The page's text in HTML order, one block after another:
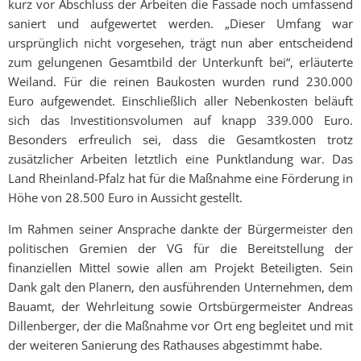
kurz vor Abschluss der Arbeiten die Fassade noch umfassend
saniert und aufgewertet werden. „Dieser Umfang war
ursprünglich nicht vorgesehen, trägt nun aber entscheidend
zum gelungenen Gesamtbild der Unterkunft bei“, erläuterte
Weiland. Für die reinen Baukosten wurden rund 230.000
Euro aufgewendet. Einschließlich aller Nebenkosten beläuft
sich das Investitionsvolumen auf knapp 339.000 Euro.
Besonders erfreulich sei, dass die Gesamtkosten trotz
zusätzlicher Arbeiten letztlich eine Punktlandung war. Das
Land Rheinland-Pfalz hat für die Maßnahme eine Förderung in
Höhe von 28.500 Euro in Aussicht gestellt.
Im Rahmen seiner Ansprache dankte der Bürgermeister den
politischen Gremien der VG für die Bereitstellung der
finanziellen Mittel sowie allen am Projekt Beteiligten. Sein
Dank galt den Planern, den ausführenden Unternehmen, dem
Bauamt, der Wehrleitung sowie Ortsbürgermeister Andreas
Dillenberger, der die Maßnahme vor Ort eng begleitet und mit
der weiteren Sanierung des Rathauses abgestimmt habe.